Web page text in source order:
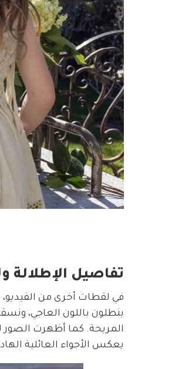
تفاصيل الإطلالة
المريحة. كما أظهرت الصور
يعكس الأجواء العائلية